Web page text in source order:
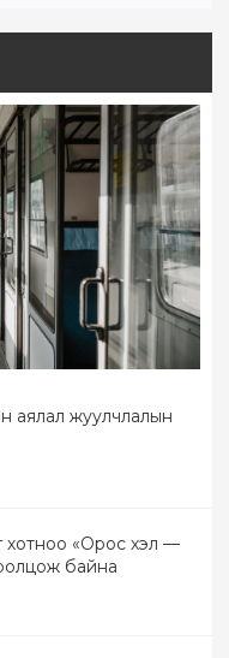
аялал жуулчлалын
хотноо «Орос хэл —
байна